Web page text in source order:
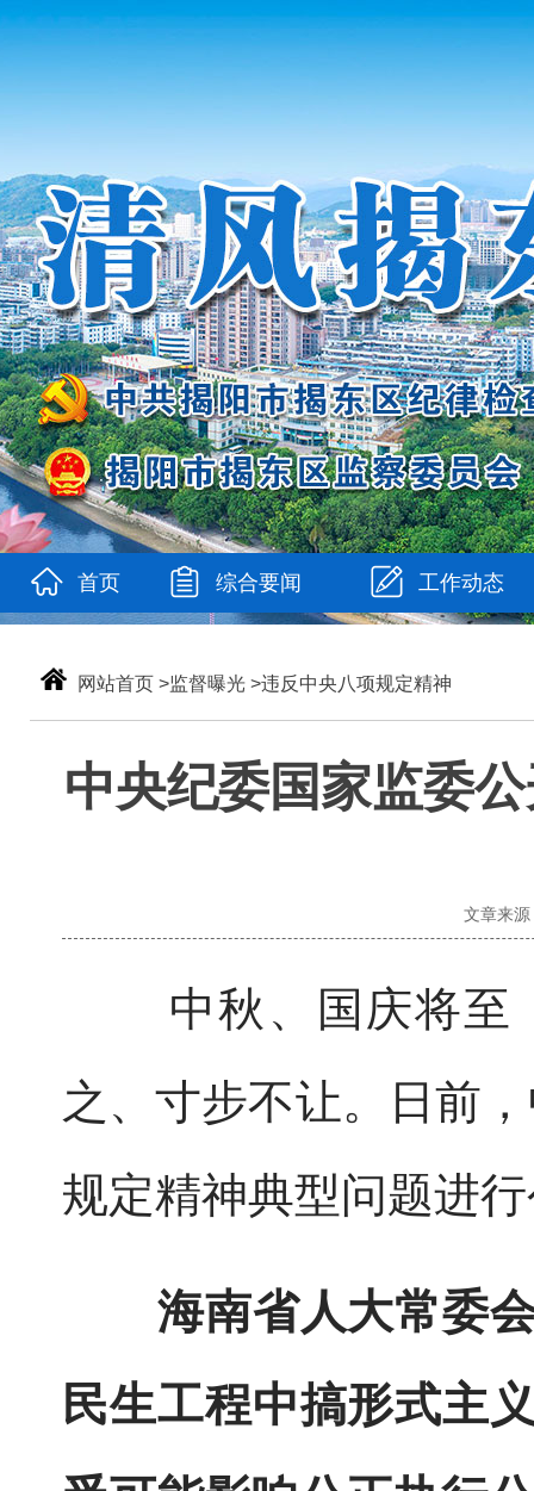
首页 综合要闻 工作动态
网站首页 >监督曝光 >违反中央八项规定精神
中央纪委国家监委
文章来
中秋、国庆将至，
之、寸步不让。日前
规定精神典型问题进
海南省人大常委
民生工程中搞形式主